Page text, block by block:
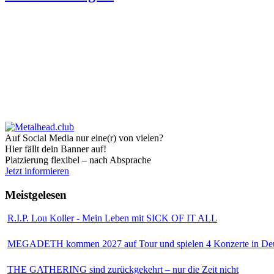
Auf Social Media nur eine(r) von vielen?
Hier fällt dein Banner auf!
Platzierung flexibel – nach Absprache
Jetzt informieren
Meistgelesen
R.I.P. Lou Koller - Mein Leben mit SICK OF IT ALL
MEGADETH kommen 2027 auf Tour und spielen 4 Konzerte in
THE GATHERING sind zurückgekehrt – nur die Zeit nicht